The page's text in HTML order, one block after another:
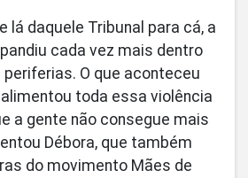
lá daquele Tribunal para cá, a
cada vez mais dentro
O que aconteceu
toda essa violência
a gente não consegue mais
Débora, que também
do movimento Mães de